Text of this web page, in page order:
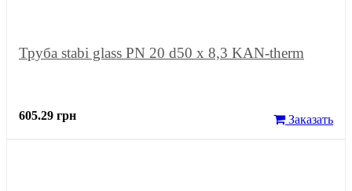
Труба stabi glass PN 20 d50 x 8,3 KAN-therm
605.29 грн Заказать